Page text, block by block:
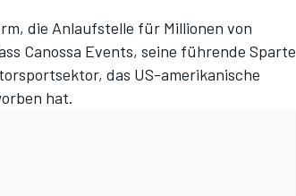
die Anlaufstelle für Millionen von
Canossa Events, seine führende Sparte
das US-amerikanische
hat.